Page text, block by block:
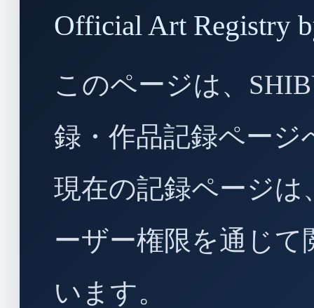
Official Art Registry
このページは、
録・作品記録ペー
現在の記録ページは
ーザー権限を通じ
います。